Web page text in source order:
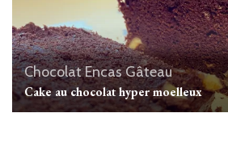
ChocolatEncasGâteau
Cake au chocolat hyper moelleux